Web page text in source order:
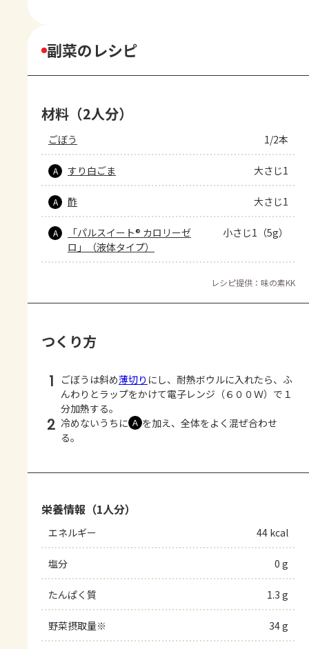
副菜のレシピ
材料（2人分）
ごぼう 1/2本
A すり白ごま 大さじ1
A 酢 大さじ1
A
「パルスイート® カロリーゼ
ロ」（液体タイプ）
小さじ1（5g）
レシピ提供：味の素KK
つくり方
1 ごぼうは斜め薄切り にし、耐熱ボウルに入れたら、ふ
んわりとラップをかけて電子レンジ（６００Ｗ）で１
分加熱する。
2 冷めないうちに Ａ を加え、全体をよく混ぜ合わせ
る。
栄養情報（1人分）
エネルギー 44 kcal
塩分 0 g
たんぱく質 1.3 g
野菜摂取量※ 34 g